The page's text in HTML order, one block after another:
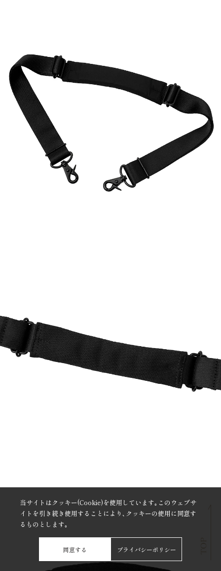
当サイトはクッキー(Cookie)を使用しています｡このウェブサ
イトを引き続き使用することにより､クッキーの使用に同意す
るものとします｡
同意する プライバシーポリシー